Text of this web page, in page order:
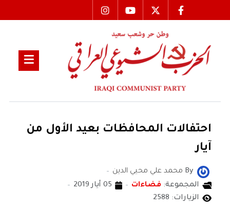
احتفالات المحافظات بعيد الأول من
آيار
By محمد علي محيي الدين
المجموعة: فضاءات
05 أيار 2019
الزيارات: 2588